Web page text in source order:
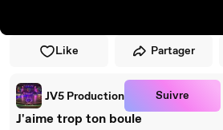
Like Partager
JV5 Production Suivre
J'aime trop ton boule